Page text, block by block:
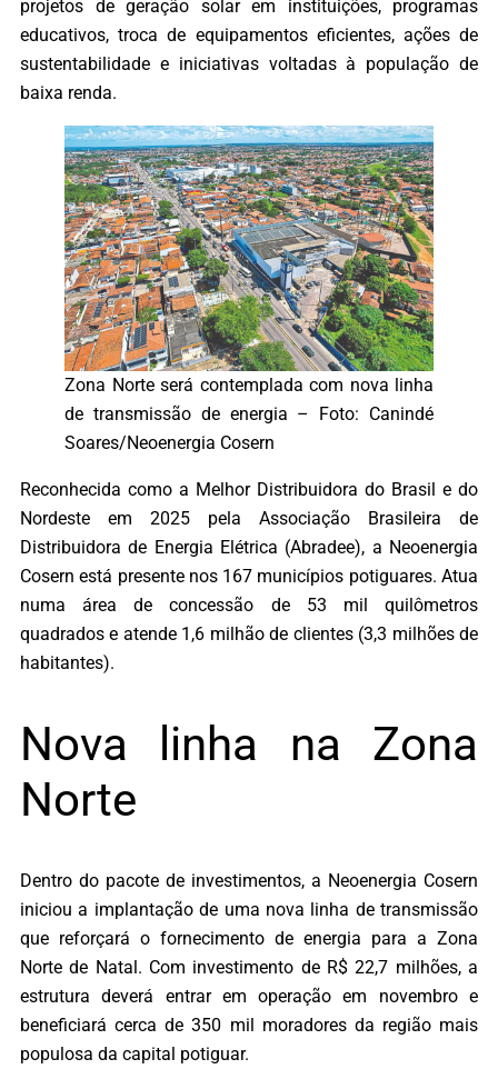
projetos de geração solar em instituições, programas
educativos, troca de equipamentos eficientes, ações de
sustentabilidade e iniciativas voltadas à população de
baixa renda.
Zona Norte será contemplada com nova linha
de transmissão de energia – Foto: Canindé
Soares/Neoenergia Cosern
Reconhecida como a Melhor Distribuidora do Brasil e do
Nordeste em 2025 pela Associação Brasileira de
Distribuidora de Energia Elétrica (Abradee), a Neoenergia
Cosern está presente nos 167 municípios potiguares. Atua
numa área de concessão de 53 mil quilômetros
quadrados e atende 1,6 milhão de clientes (3,3 milhões de
habitantes).
Nova linha na Zona
Norte
Dentro do pacote de investimentos, a Neoenergia Cosern
iniciou a implantação de uma nova linha de transmissão
que reforçará o fornecimento de energia para a Zona
Norte de Natal. Com investimento de R$ 22,7 milhões, a
estrutura deverá entrar em operação em novembro e
beneficiará cerca de 350 mil moradores da região mais
populosa da capital potiguar.